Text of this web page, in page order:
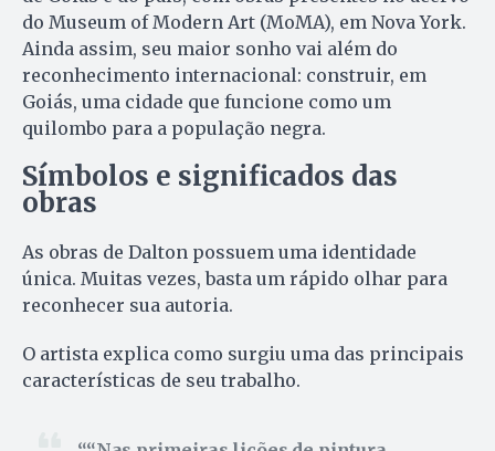
do Museum of Modern Art (MoMA), em Nova York.
Ainda assim, seu maior sonho vai além do
reconhecimento internacional: construir, em
Goiás, uma cidade que funcione como um
quilombo para a população negra.
Símbolos e significados das
obras
As obras de Dalton possuem uma identidade
única. Muitas vezes, basta um rápido olhar para
reconhecer sua autoria.
O artista explica como surgiu uma das principais
características de seu trabalho.